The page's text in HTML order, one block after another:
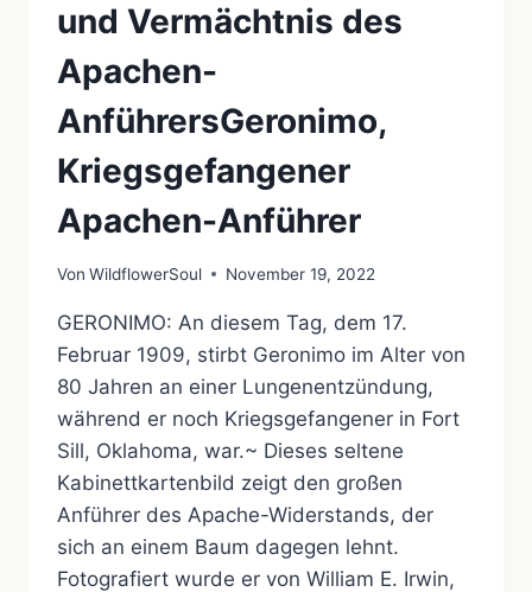
und Vermächtnis des
Apachen-
AnführersGeronimo,
Kriegsgefangener
Apachen-Anführer
Von WildflowerSoul November 19, 2022
GERONIMO: An diesem Tag, dem 17.
Februar 1909, stirbt Geronimo im Alter von
80 Jahren an einer Lungenentzündung,
während er noch Kriegsgefangener in Fort
Sill, Oklahoma, war.~ Dieses seltene
Kabinettkartenbild zeigt den großen
Anführer des Apache-Widerstands, der
sich an einem Baum dagegen lehnt.
Fotografiert wurde er von William E. Irwin,